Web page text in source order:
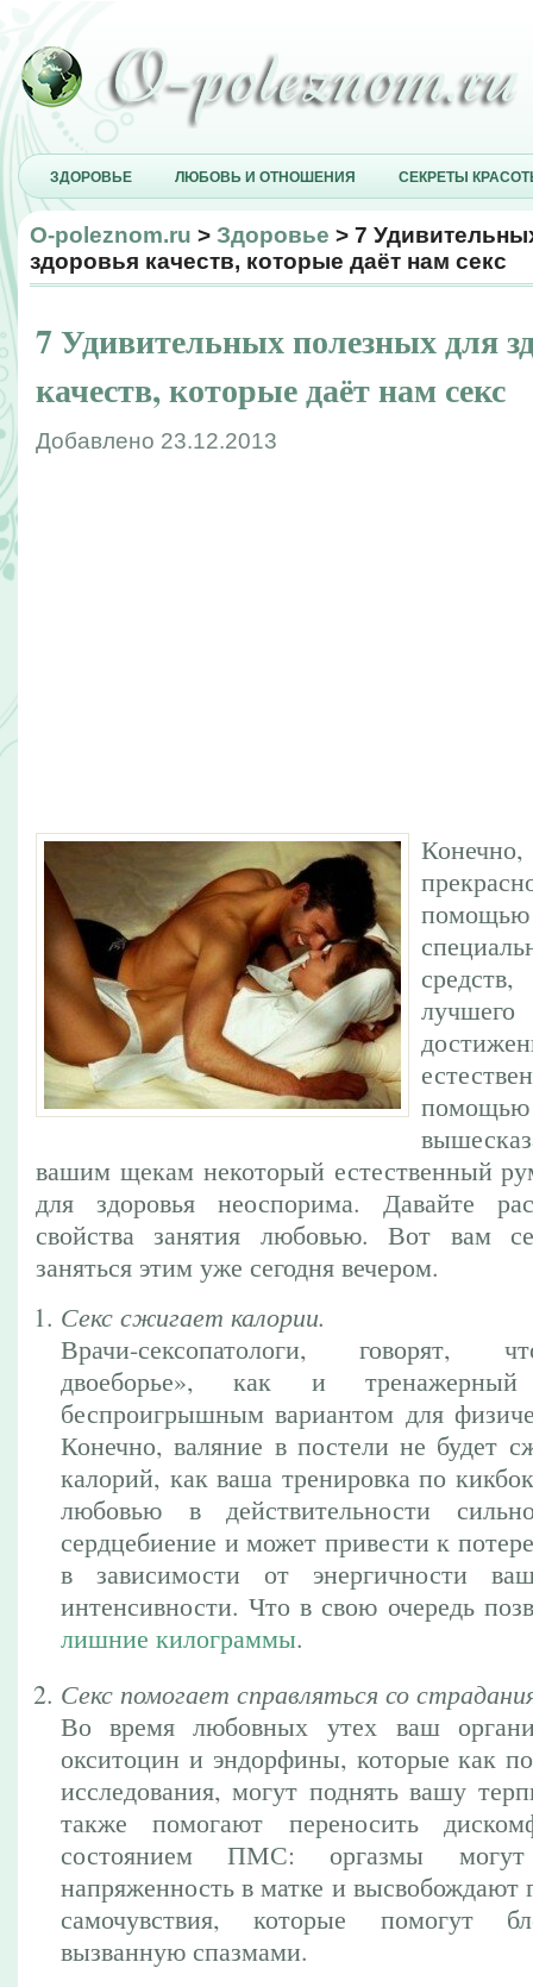
ЗДОРОВЬЕ ЛЮБОВЬ И ОТНОШЕНИЯ СЕКРЕТЫ
O-poleznom.ru > Здоровье > 7
здоровья качеств, которые даёт нам секс
7 Удивительных полезных для
качеств, которые даёт нам секс
Добавлено 23.12.2013
вашим щекам некоторый естественный
для здоровья неоспорима. Давайте
свойства занятия любовью. Вот вам
заняться этим уже сегодня вечером.
Секс сжигает калории.
Врачи-сексопатологи, говорят,
двоеборье», как и
беспроигрышным вариантом для
Конечно, валяние в постели не будет
калорий, как ваша тренировка по
любовью в действительности
сердцебиение и может привести к
в зависимости от энергичности
интенсивности. Что в свою очередь
лишние килограммы.
Секс помогает справляться со
Во время любовных утех ваш
окситоцин и эндорфины, которые как
исследования, могут поднять вашу
также помогают переносить
состоянием ПМС: оргазмы
напряженность в матке и высвобождают
самочувствия, которые помогут
вызванную спазмами.